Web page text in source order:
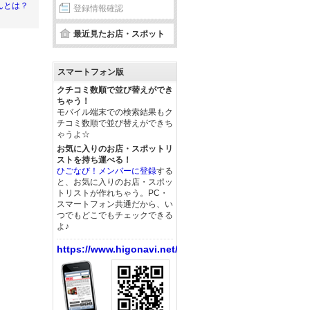
とは？ 登録情報確認
最近見たお店・スポット
スマートフォン版
クチコミ数順で並び替えができ
ちゃう！
モバイル端末での検索結果もク
チコミ数順で並び替えができち
ゃうよ☆
お気に入りのお店・スポットリ
ストを持ち運べる！
ひごなび！メンバーに登録する
と、お気に入りのお店・スポッ
トリストが作れちゃう。PC・
スマートフォン共通だから、い
つでもどこでもチェックできる
よ♪
https://www.higonavi.net/